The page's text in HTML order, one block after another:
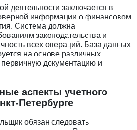
деятельности заключается в
информации о финансовом
Система должна
законодательства и
всех операций. База данных
на основе различных
первичную документацию и
аспекты учетного
Петербурге
обязан следовать